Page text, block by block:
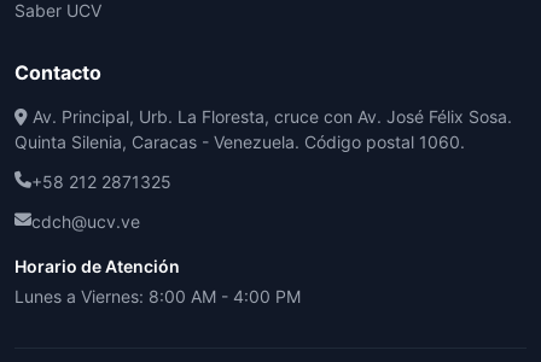
Saber UCV
Contacto
Av. Principal, Urb. La Floresta, cruce con Av. José Félix Sosa.
Quinta Silenia, Caracas - Venezuela. Código postal 1060.
+58 212 2871325
cdch@ucv.ve
Horario de Atención
Lunes a Viernes: 8:00 AM - 4:00 PM